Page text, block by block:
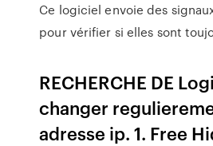
Ce logiciel envoie des
pour vérifier si elles sont
RECHERCHE DE
changer
adresse ip. 1. Free